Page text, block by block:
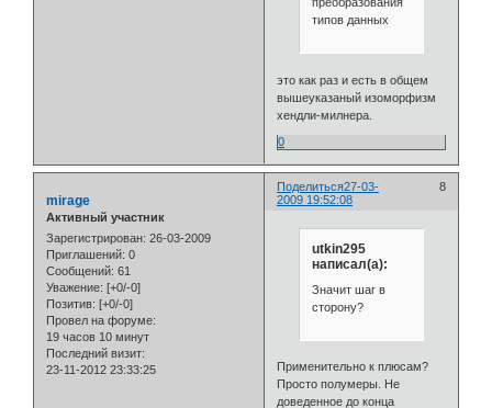
преобразования
типов данных
это как раз и есть в общем
вышеуказаный изоморфизм
хендли-милнера.
0
Поделиться 8
27-03-
2009 19:52:08
mirage
Активный участник
Зарегистрирован: 26-03-2009
Приглашений: 0
Сообщений: 61
Уважение: [+0/-0]
Позитив: [+0/-0]
Провел на форуме:
19 часов 10 минут
Последний визит:
23-11-2012 23:33:25
utkin295
написал(а):
Значит шаг в
сторону?
Применительно к плюсам?
Просто полумеры. Не
доведенное до конца